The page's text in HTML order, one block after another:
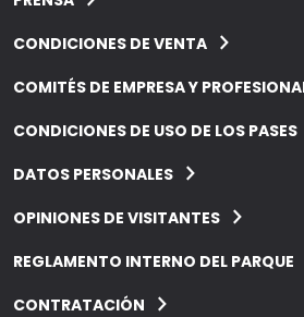
CONDICIONES DE VENTA
COMITÉS DE EMPRESA Y
CONDICIONES DE USO DE LOS PASES
DATOS PERSONALES
OPINIONES DE VISITANTES
REGLAMENTO INTERNO DEL PARQUE
CONTRATACIÓN